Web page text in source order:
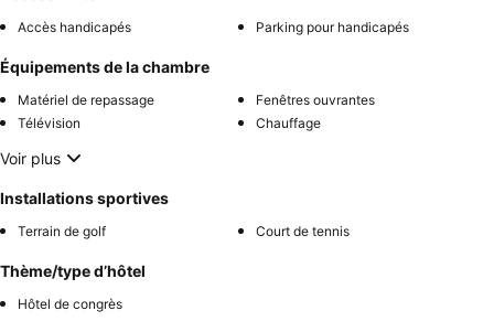
Accès handicapés Parking pour handicapés
Équipements de la chambre
Matériel de repassage
Fenêtres ouvrantes
Télévision
Chauffage
Voir plus
Installations sportives
Terrain de golf Court de tennis
Thème/type d’hôtel
Hôtel de congrès